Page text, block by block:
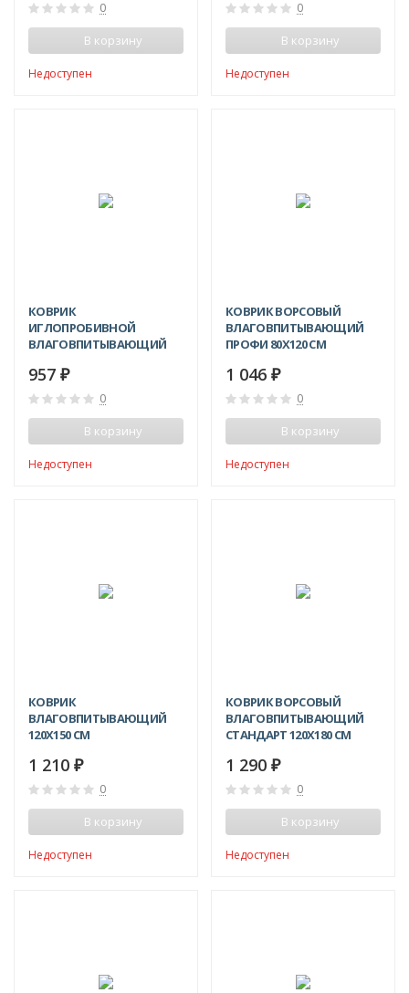
0
В корзину
Недоступен
0
В корзину
Недоступен
КОВРИК
ИГЛОПРОБИВНОЙ
ВЛАГОВПИТЫВАЮЩИЙ
957 ₽
0
В корзину
Недоступен
КОВРИК ВОРСОВЫЙ
ВЛАГОВПИТЫВАЮЩИЙ
ПРОФИ 80X120 СМ
1 046 ₽
0
В корзину
Недоступен
КОВРИК
ВЛАГОВПИТЫВАЮЩИЙ
120X150 СМ
1 210 ₽
0
В корзину
Недоступен
КОВРИК ВОРСОВЫЙ
ВЛАГОВПИТЫВАЮЩИЙ
СТАНДАРТ 120X180 СМ
1 290 ₽
0
В корзину
Недоступен